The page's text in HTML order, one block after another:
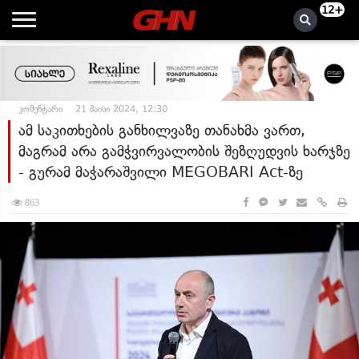
12+
კომენტარი 21 მაისი 2024, 12:30
ამ საკითხების განხილვაზე თანახმა ვართ,
მაგრამ არა გამჭვირვალობის შეზღუდვის ხარჯზე
- გურამ მაჭარაშვილი MEGOBARI Act-ზე
863